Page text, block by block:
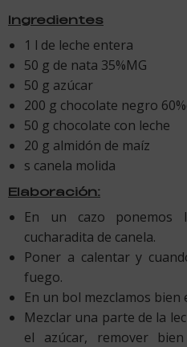
Ingredientes
1 l de leche entera
50 g de nata 35%MG
50 g azúcar
200 g chocolate negro
50 g chocolate con leche
20 g almidón de maíz
s canela molida
Elaboración:
En un cazo
cucharadita de canela.
Poner a calentar y
fuego.
En un bol mezclamos bien
Mezclar una parte de la
el azúcar, remover